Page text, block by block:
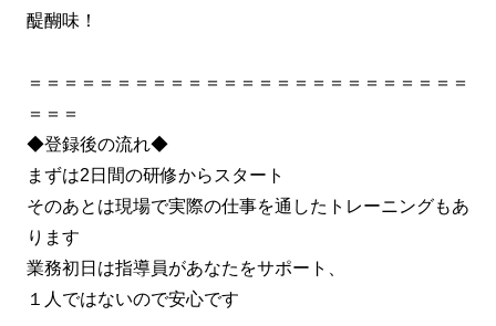
醍醐味！
＝＝＝＝＝＝＝＝＝＝＝＝＝＝＝＝＝＝＝＝＝＝＝＝＝
＝＝＝
◆登録後の流れ◆
まずは2日間の研修からスタート
そのあとは現場で実際の仕事を通したトレーニングもあ
ります
業務初日は指導員があなたをサポート、
１人ではないので安心です